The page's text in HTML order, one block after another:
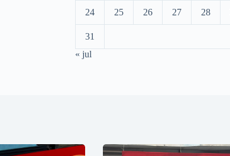
24 25 26 27 28
31
« jul